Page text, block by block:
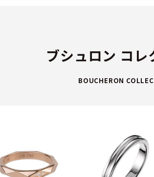
ブシュロン コレ
BOUCHERON